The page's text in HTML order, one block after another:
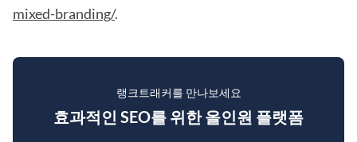
mixed-branding/.
랭크트래커를 만나보세요
효과적인 SEO를 위한 올인원 플랫폼